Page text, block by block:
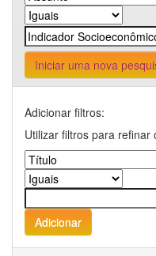
Iniciar uma nova
Adicionar filtros:
Utilizar filtros para